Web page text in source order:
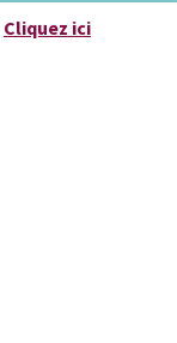
Cliquez ici